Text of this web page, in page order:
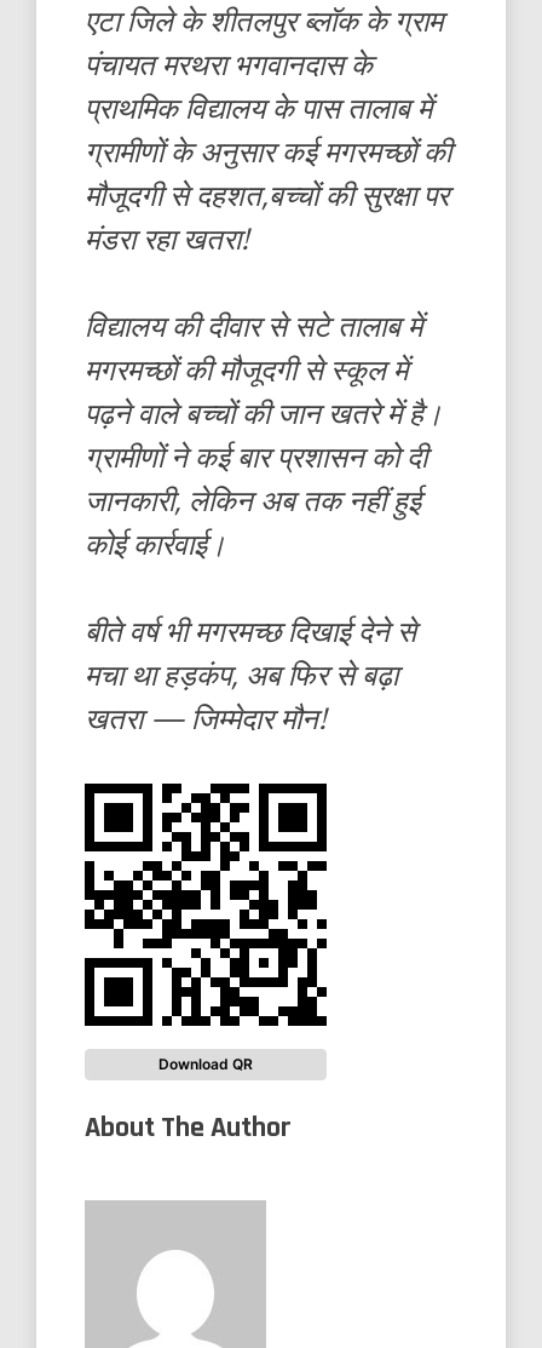
एटा जिले के शीतलपुर ब्लॉक के ग्राम
पंचायत मरथरा भगवानदास के
प्राथमिक विद्यालय के पास तालाब में
ग्रामीणों के अनुसार कई मगरमच्छों की
मौजूदगी से दहशत,बच्चों की सुरक्षा पर
मंडरा रहा खतरा!
विद्यालय की दीवार से सटे तालाब में
मगरमच्छों की मौजूदगी से स्कूल में
पढ़ने वाले बच्चों की जान खतरे में है।
ग्रामीणों ने कई बार प्रशासन को दी
जानकारी, लेकिन अब तक नहीं हुई
कोई कार्रवाई।
बीते वर्ष भी मगरमच्छ दिखाई देने से
मचा था हड़कंप, अब फिर से बढ़ा
खतरा — जिम्मेदार मौन!
Download QR
About The Author